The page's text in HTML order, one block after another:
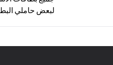
لبعض حاملي